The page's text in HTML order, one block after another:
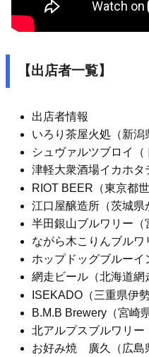
【出店者一覧】
出店者情報
いろり茶屋火処（新潟
シュヴァルツブロイ（
津軽大衆酒場イカホタ
RIOT BEER（東京都世
江口屋醸造所（茨城県
半田銀山ブルワリー（
ながら木こりんブルワ
ホップドッグブルーイ
網走ビール（北海道網
ISEKADO（三重県伊勢
B.M.B Brewery（宮崎
北アルプスブルワリー
お好み焼 廣久（広島